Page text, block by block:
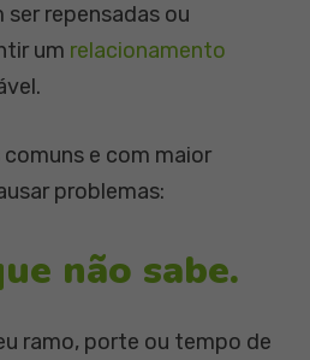
repensadas ou
um relacionamento
e com maior
problemas:
não sabe.
ramo, porte ou tempo de